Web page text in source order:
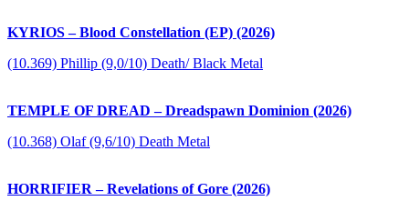
KYRIOS – Blood Constellation (EP) (2026)
(10.369) Phillip (9,0/10) Death/ Black Metal
TEMPLE OF DREAD – Dreadspawn Dominion (2026)
(10.368) Olaf (9,6/10) Death Metal
HORRIFIER – Revelations of Gore (2026)